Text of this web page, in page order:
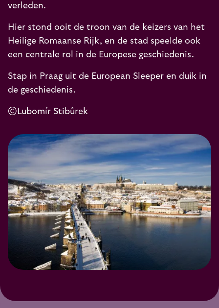
verleden.
Hier stond ooit de troon van de keizers van het
Heilige Romaanse Rijk, en de stad speelde ook
een centrale rol in de Europese geschiedenis.
Stap in Praag uit de European Sleeper en duik in
de geschiedenis.
©Lubomír Stibůrek